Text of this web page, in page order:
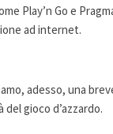
Play’n Go e
ad internet.
adesso, una
del gioco d’azzardo.